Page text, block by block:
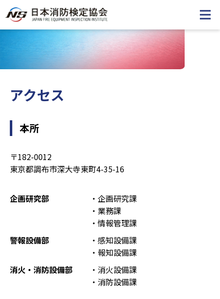
アクセス
本所
〒182-0012
東京都調布市深大寺東町4-35-16
企画研究部
・企画研究課
・業務課
・情報管理課
警報設備部
・感知設備課
・報知設備課
消火・消防設備部
・消火設備課
・消防設備課